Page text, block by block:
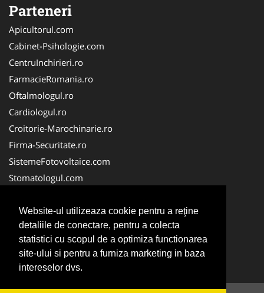
Website-ul utilizeaza cookie pentru a reţine
detaliile de conectare, pentru a colecta
statistici cu scopul de a optimiza functionarea
site-ului si pentru a furniza marketing in baza
intereselor dvs.
Parteneri
Apicultorul.com
Cabinet-Psihologie.com
CentruInchirieri.ro
FarmacieRomania.ro
Oftalmologul.ro
Cardiologul.ro
Croitorie-Marochinarie.ro
Firma-Securitate.ro
SistemeFotovoltaice.com
Stomatologul.com
Birouri-Cadastru.ro
Cabinet-Individual.ro
CramaVinuri.ro
InstalatiiSolare.com